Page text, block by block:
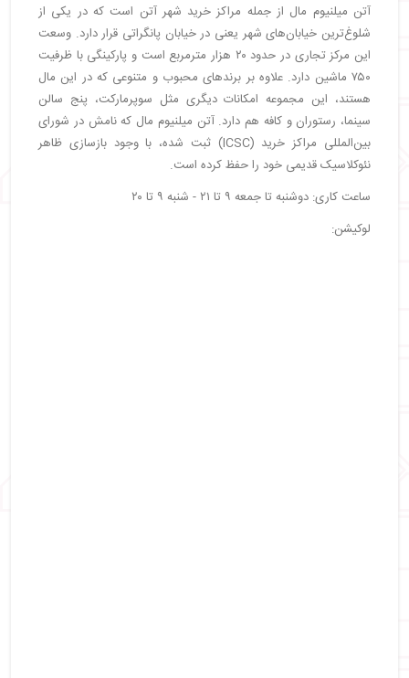
آتن میلنیوم مال از جمله مراکز خرید شهر آتن است که در یکی از
شلوغ‌ترین خیابان‌های شهر یعنی در خیابان پانگراتی قرار دارد. وسعت
این مرکز تجاری در حدود ۲۰ هزار مترمربع است و پارکینگی با ظرفیت
۷۵۰ ماشین دارد. علاوه بر برندهای محبوب و متنوعی که در این مال
هستند، این مجموعه امکانات دیگری مثل سوپرمارکت، پنج سالن
سینما، رستوران و کافه هم دارد. آتن میلنیوم مال که نامش در شورای
بین‌المللی مراکز خرید (ICSC) ثبت شده، با وجود بازسازی ظاهر
نئوکلاسیک قدیمی خود را حفظ کرده است.
ساعت کاری: دوشنبه تا جمعه ۹ تا ۲۱ - شنبه ۹ تا ۲۰
لوکیشن: